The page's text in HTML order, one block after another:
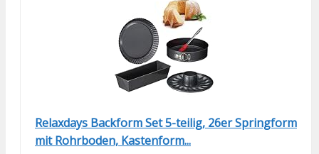
Relaxdays Backform Set 5-teilig, 26er Springform
mit Rohrboden, Kastenform...